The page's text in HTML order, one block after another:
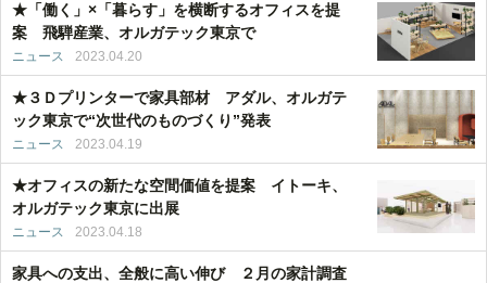
★「働く」×「暮らす」を横断するオフィスを提
案 飛騨産業、オルガテック東京で
ニュース 2023.04.20
★３Ｄプリンターで家具部材 アダル、オルガテ
ック東京で“次世代のものづくり”発表
ニュース 2023.04.19
★オフィスの新たな空間価値を提案 イトーキ、
オルガテック東京に出展
ニュース 2023.04.18
家具への支出、全般に高い伸び ２月の家計調査